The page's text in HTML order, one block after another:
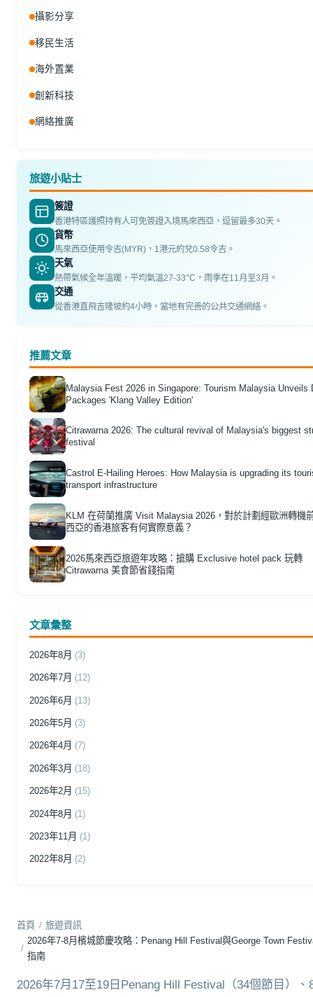
攝影分享
移民生活
海外置業
創新科技
網絡推廣
旅遊小貼士
簽證
香港特區護照持有人可免簽證入境馬來西亞，逗留最多30天。
貨幣
馬來西亞使用令吉(MYR)，1港元約兌0.58令吉。
天氣
熱帶氣候全年溫暖，平均氣溫27-33°C，雨季在11月至3月。
交通
從香港直飛吉隆坡約4小時，當地有完善的公共交通網絡。
推薦文章
Malaysia Fest 2026 in Singapore: Tourism Malaysia Unveils
Packages 'Klang Valley Edition'
Citrawarna 2026: The cultural revival of Malaysia's biggest
festival
Castrol E-Hailing Heroes: How Malaysia is upgrading its
transport infrastructure
KLM 在荷蘭推廣 Visit Malaysia 2026，對於計劃經歐洲轉機
西亞的香港旅客有何實際意義？
2026馬來西亞旅遊年攻略：搶購 Exclusive hotel pack 玩轉
Citrawarna 美食節省錢指南
文章彙整
2026年8月 (3)
2026年7月 (12)
2026年6月 (13)
2026年5月 (3)
2026年4月 (7)
2026年3月 (18)
2026年2月 (15)
2024年8月 (1)
2023年11月 (1)
2022年8月 (2)
首頁 / 旅遊資訊
/
2026年7-8月檳城節慶攻略：Penang Hill Festival與George Town
指南
2026年7月17至19日Penang Hill Festival（34個節目）、